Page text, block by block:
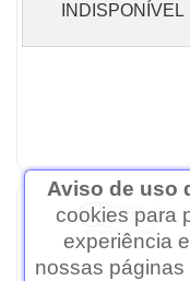
INDISPONÍVEL
Aviso de uso
cookies para
experiência
nossas